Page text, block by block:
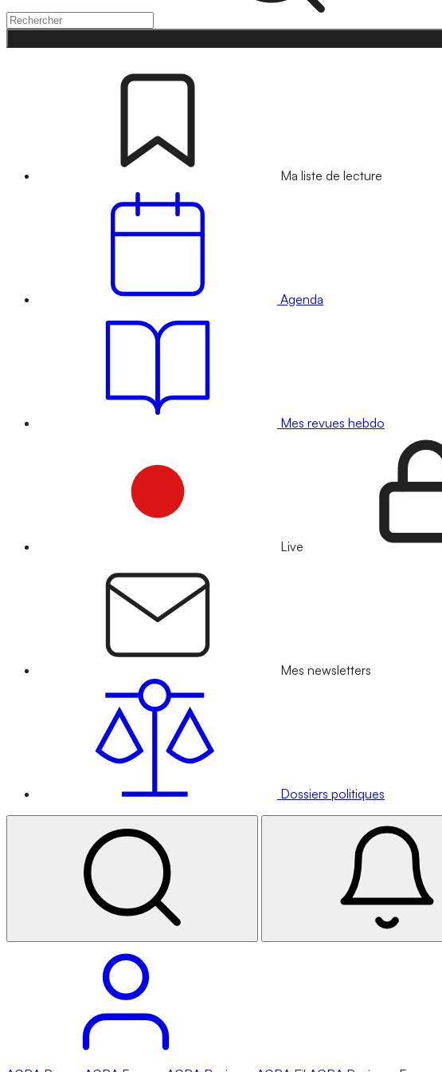
Ma liste de lecture
Agenda
Mes revues hebdo
Live
Mes newsletters
Dossiers politiques